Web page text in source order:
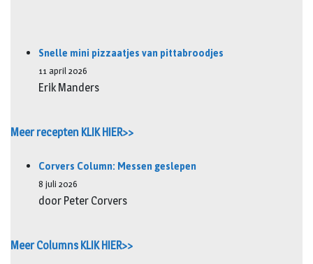
Snelle mini pizzaatjes van pittabroodjes
11 april 2026
Erik Manders
Meer recepten KLIK HIER>>
Corvers Column: Messen geslepen
8 juli 2026
door Peter Corvers
Meer Columns KLIK HIER>>